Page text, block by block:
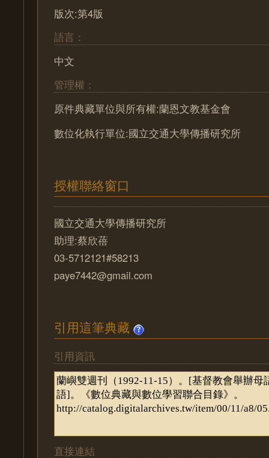
版次:第4版
語言：
中文
管理權：
原件典藏單位與所有權:蘭恩文教基金會
數位化執行單位:國立交通大學傳播研究所
授權聯絡窗口
國立交通大學傳播研究所
助理:蔡欣蓓
03-5712121#58213
paye7442@gmail.com
引用這筆典藏
引用資訊
直接連結